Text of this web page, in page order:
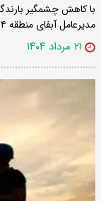
با کاهش چشمگیر
مدیرعامل آبفای منطقه ۴ ضمن تشریح وضعیت فعلی، گفت:…
۲۱ مرداد ۱۴۰۴